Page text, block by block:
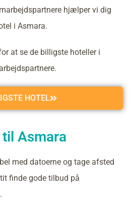
hjælper vi dig
i Asmara.
at se de billigste hoteller i
HOTEL
Asmara
med datoerne og tage afsted
finde gode tilbud på